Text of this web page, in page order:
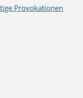
Provokationen